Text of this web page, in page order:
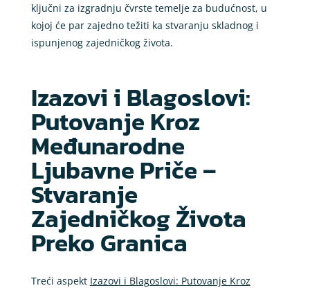
ključni za izgradnju čvrste temelje za budućnost, u
kojoj će par zajedno težiti ka stvaranju skladnog i
ispunjenog zajedničkog života.
Izazovi i Blagoslovi:
Putovanje Kroz
Međunarodne
Ljubavne Priče –
Stvaranje
Zajedničkog Života
Preko Granica
Treći aspekt Izazovi i Blagoslovi: Putovanje Kroz